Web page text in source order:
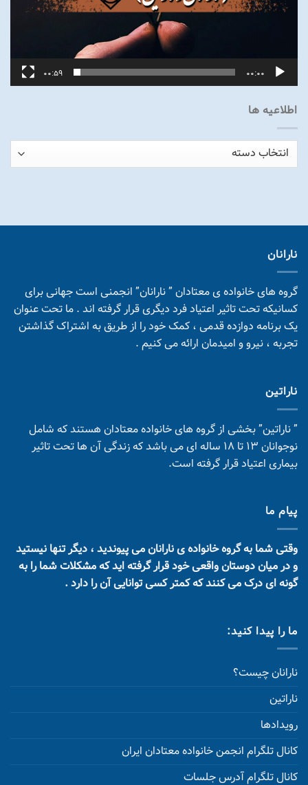
00:00
00:59
اطلاعیه ها
اطلاعیه
نارانان
گروه های خانواده ی معتادان ” نارانان” انجمنی است جهانی برای
کسانیکه تحت تاثیر اعتیاد فرد دیگری قرار گرفته اند . ما تحت عنوان
یک برنامه دوازده قدمی ، کمک خود را از طریق به اشتراک گذاشتن
تجربه ، نیرو و امیدمان ارائه می کنیم .
ناراتین
” ناراتین” بخشی از گروه های خانواده معتادان هستند که شامل
نوجوانان 13 تا 18 ساله ای می باشد که زندگی آن ها تحت تاثیر
بیماری اعتیاد قرار گرفته است.
پیام ما
وقتی شما به گروه خانواده ی نارانان می پیوندید ، دیگر تنها نیستید
و در میان دوستان واقعی خود قرار گرفته اید که مشکلات شما را به
گونه ای درک می کنند که کمتر کسی توانایی آن را دارد .
ما را پیدا کنید:
نارانان چیست؟
ناراتین
رویدادها
کانال تلگرام انجمن خانواده معتادان ایران
کانال تلگرام آدرس جلسات